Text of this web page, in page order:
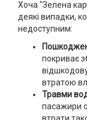
Хоча "Зелена
деякі випадки,
недоступним:
покриває
втратою
Травми
пасажири